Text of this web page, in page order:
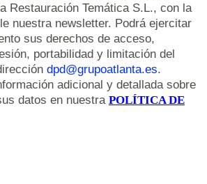
Restauración Temática S.L., con la
nuestra newsletter. Podrá ejercitar
sus derechos de acceso,
portabilidad y limitación del
dpd@grupoatlanta.es.
adicional y detallada sobre
datos en nuestra POLÍTICA DE